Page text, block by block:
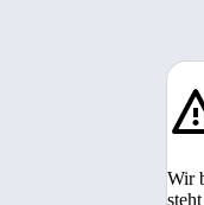
Wir